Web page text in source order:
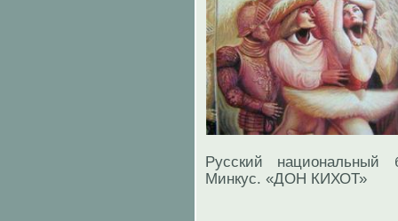
Русский национальный
Минкус. «ДОН КИХОТ»